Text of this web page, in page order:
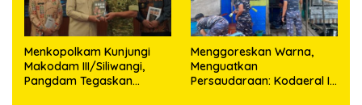
Menkopolkam Kunjungi
Makodam III/Siliwangi,
Pangdam Tegaskan
‎Menggoreskan Warna,
Menguatkan
Persaudaraan: Kodaeral I